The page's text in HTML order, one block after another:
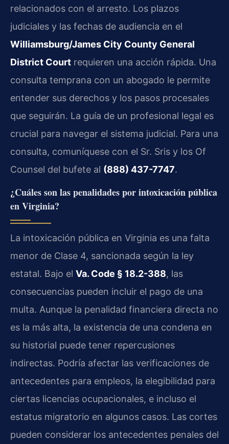
relacionados con el arresto. Los plazos
judiciales y las fechas de audiencia en el
Williamsburg/James City County General
District Court requieren una acción rápida. Una
consulta temprana con un abogado le permite
entender sus derechos y los pasos procesales
que seguirán. La guía de un profesional legal es
crucial para navegar el sistema judicial. Para una
consulta, comuníquese con el Sr. Sris y los Of
Counsel del bufete al (888) 437-7747.
¿Cuáles son las penalidades por intoxicación pública
en Virginia?
La intoxicación pública en Virginia es una falta
menor de Clase 4, sancionada según la ley
estatal. Bajo el Va. Code § 18.2-388, las
consecuencias pueden incluir el pago de una
multa. Aunque la penalidad financiera directa no
es la más alta, la existencia de una condena en
su historial puede tener repercusiones
indirectas. Podría afectar las verificaciones de
antecedentes para empleos, la elegibilidad para
ciertas licencias ocupacionales, e incluso el
estatus migratorio en algunos casos. Las cortes
pueden considerar los antecedentes penales del